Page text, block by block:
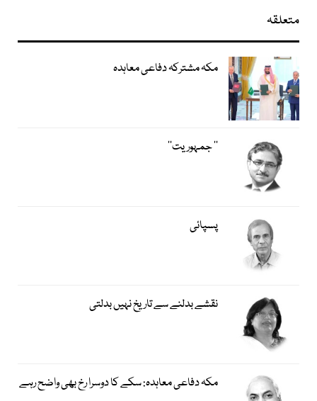
متعلقہ
مکہ مشترکہ دفاعی معاہدہ
’’ جمہوریت‘‘
پسپائی
نقشے بدلنے سے تاریخ نہیں بدلتی
مکہ دفاعی معاہدہ: سکے کا دوسرا رخ بھی واضح رہے